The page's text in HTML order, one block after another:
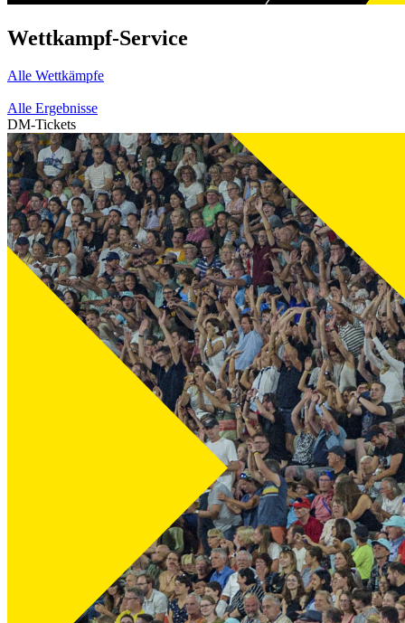
Wettkampf-Service
Alle Wettkämpfe
Alle Ergebnisse
DM-Tickets